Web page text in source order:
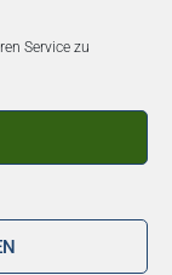
Service zu